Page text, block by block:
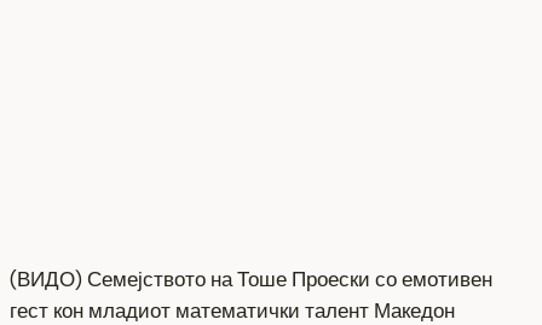
(ВИДО) Семејството на Тоше Проески со емотивен
гест кон младиот математички талент Македон